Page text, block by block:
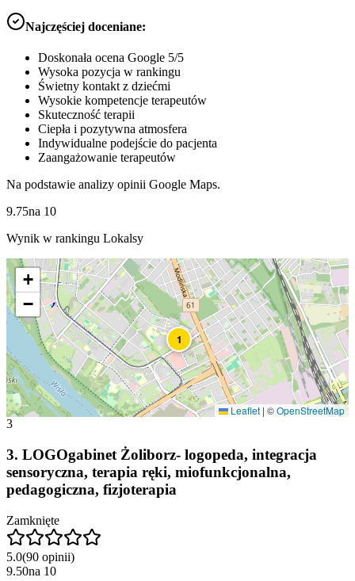
Najczęściej doceniane:
Doskonała ocena Google 5/5
Wysoka pozycja w rankingu
Świetny kontakt z dziećmi
Wysokie kompetencje terapeutów
Skuteczność terapii
Ciepła i pozytywna atmosfera
Indywidualne podejście do pacjenta
Zaangażowanie terapeutów
Na podstawie analizy opinii Google Maps.
9.75na 10
Wynik w rankingu Lokalsy
1
+
−
Leaflet | ©OpenStreetMap
3
3. LOGOgabinet Żoliborz- logopeda, integracja
sensoryczna, terapia ręki, miofunkcjonalna,
pedagogiczna, fizjoterapia
Zamknięte
5.0(90 opinii)
9.50na 10